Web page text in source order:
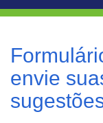
envie